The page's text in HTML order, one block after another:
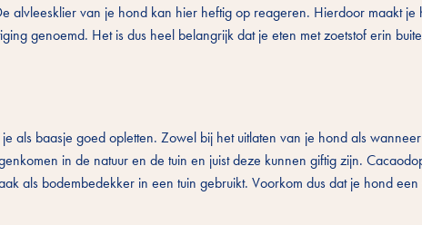
alvleesklier van je hond kan hier heftig op reageren. Hierdoor maakt je
genoemd. Het is dus heel belangrijk dat je eten met zoetstof erin
als baasje goed opletten. Zowel bij het uitlaten van je hond als
in de natuur en de tuin en juist deze kunnen giftig zijn.
als bodembedekker in een tuin gebruikt. Voorkom dus dat je hond een